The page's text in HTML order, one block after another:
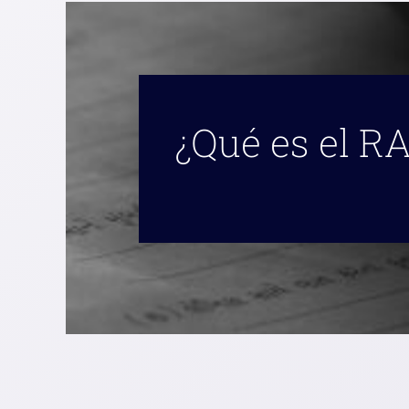
¿Qué es el